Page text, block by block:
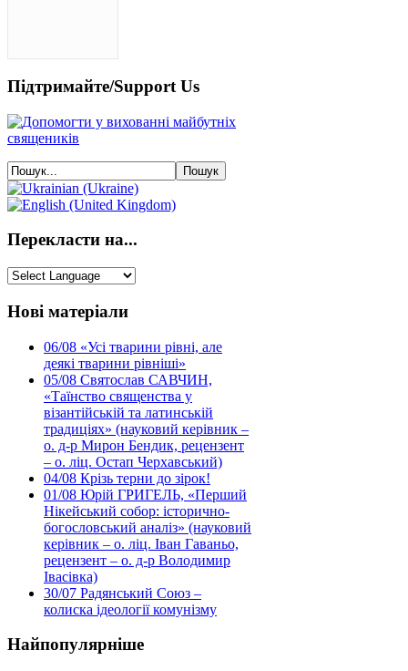
Підтримайте/Support Us
Перекласти на...
Нові матеріали
06/08 «Усі тварини рівні, але
деякі тварини рівніші»
05/08 Святослав САВЧИН,
«Таїнство священства у
візантійській та латинській
традиціях» (науковий керівник –
о. д-р Мирон Бендик, рецензент
– о. ліц. Остап Черхавський)
04/08 Крізь терни до зірок!
01/08 Юрій ГРИГЕЛЬ, «Перший
Нікейський собор: історично-
богословський аналіз» (науковий
керівник – о. ліц. Іван Гаваньо,
рецензент – о. д-р Володимир
Івасівка)
30/07 Радянський Союз –
колиска ідеології комунізму
Найпопулярніше